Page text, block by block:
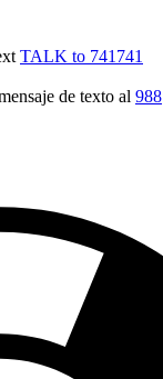
TALK to 741741
de texto al 988